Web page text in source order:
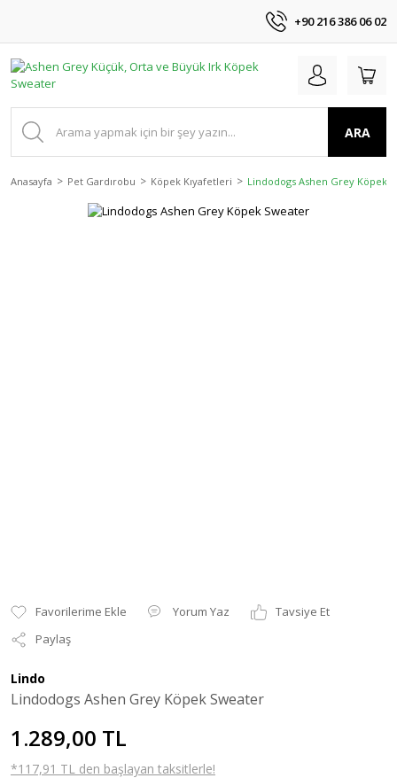
+90 216 386 06 02
ARA
Anasayfa Pet Gardırobu Köpek Kıyafetleri Lindodogs Ashen Grey Köpek
Yorum Yaz
Tavsiye Et
Paylaş
Lindo
Lindodogs Ashen Grey Köpek Sweater
1.289,00 TL
*117,91 TL den başlayan taksitlerle!